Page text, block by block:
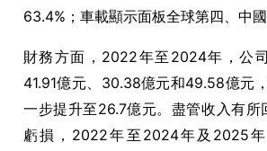
63.4% ；車載顯示面板全球第四、中國
財務方面， 2022年至 2024年，公
41.91億元、 30.38億元和49.58億元，
一步提升至26.7億元。盡管收入有所
虧損， 2022年至 2024年及 2025